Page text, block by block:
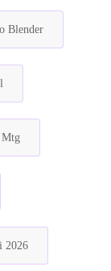
Blender
Mtg
2026